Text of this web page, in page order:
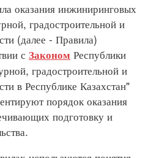
оказания инжиниринговых
градостроительной и
(далее - Правила)
с Законом Республики
градостроительной и
в Республике Казахстан"
порядок оказания
подготовку и